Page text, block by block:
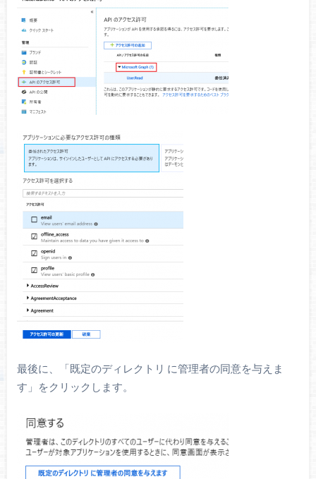
最後に、「既定のディレクトリ に管理者の同意を与えま
す」をクリックします。